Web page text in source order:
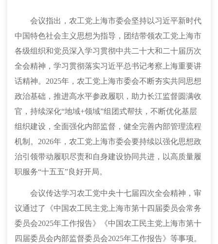
会议指出，农工党上海市委会坚持以习近平新时代
中国特色社会主义思想为指导，团结带领农工党上海市
各级组织和党员深入学习贯彻中共二十大和二十届历次
全会精神，学习贯彻落实习近平总书记考察上海重要讲
话精神。2025年，农工党上海市委会不断夯实共同思想
政治基础，推进高水平参政履职，助力长江监督圆满收
官，持续深化“地域+领域”组团式帮扶，不断优化基层
组织建设，全面强化内部监督，健全完善内部管理流程
机制。2026年，农工党上海市委会要持续以强化思想政
治引领带动履职尽责和自身建设协同共进，以高质量履
职服务“十五五”良好开局。
会议传达学习农工党中央十七届四次全会精神，审
议通过了《中国农工民主党上海市第十四届委员会常务
委员会2025年工作报告》《中国农工民主党上海市第十
四届委员会内部监督委员会2025年工作报告》等事项。